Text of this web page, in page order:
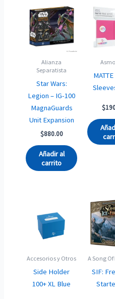
Alianza
Separatista
Star Wars:
Legion – IG-100
MagnaGuards
Unit Expansion
$880.00
Añadir al
carrito
$
Accesorios y Otros
Side Holder
100+ XL Blue
A Song Of
SIF: